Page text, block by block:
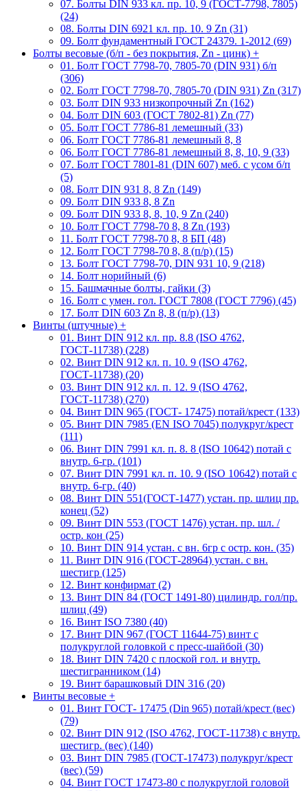
07. Болты DIN 933 кл. пр. 10, 9 (ГОСТ-7798, 7805)
(24)
08. Болты DIN 6921 кл. пр. 10. 9 Zn (31)
09. Болт фундаментный ГОСТ 24379. 1-2012 (69)
Болты весовые (б/п - без покрытия, Zn - цинк) +
01. Болт ГОСТ 7798-70, 7805-70 (DIN 931) б/п
(306)
02. Болт ГОСТ 7798-70, 7805-70 (DIN 931) Zn (317)
03. Болт DIN 933 низкопрочный Zn (162)
04. Болт DIN 603 (ГОСТ 7802-81) Zn (77)
05. Болт ГОСТ 7786-81 лемешный (33)
06. Болт ГОСТ 7786-81 лемешный 8, 8
06. Болт ГОСТ 7786-81 лемешный 8, 8, 10, 9 (33)
07. Болт ГОСТ 7801-81 (DIN 607) меб. с усом б/п
(5)
08. Болт DIN 931 8, 8 Zn (149)
09. Болт DIN 933 8, 8 Zn
09. Болт DIN 933 8, 8, 10, 9 Zn (240)
10. Болт ГОСТ 7798-70 8, 8 Zn (193)
11. Болт ГОСТ 7798-70 8, 8 БП (48)
12. Болт ГОСТ 7798-70 8, 8 (п/р) (15)
13. Болт ГОСТ 7798-70, DIN 931 10, 9 (218)
14. Болт норийный (6)
15. Башмачные болты, гайки (3)
16. Болт с умен. гол. ГОСТ 7808 (ГОСТ 7796) (45)
17. Болт DIN 603 Zn 8, 8 (п/р) (13)
Винты (штучные) +
01. Винт DIN 912 кл. пр. 8.8 (ISO 4762,
ГОСТ-11738) (228)
02. Винт DIN 912 кл. п. 10. 9 (ISO 4762,
ГОСТ-11738) (20)
03. Винт DIN 912 кл. п. 12. 9 (ISO 4762,
ГОСТ-11738) (270)
04. Винт DIN 965 (ГОСТ- 17475) потай/крест (133)
05. Винт DIN 7985 (EN ISO 7045) полукруг/крест
(111)
06. Винт DIN 7991 кл. п. 8. 8 (ISO 10642) потай с
внутр. 6-гр. (101)
07. Винт DIN 7991 кл. п. 10. 9 (ISO 10642) потай с
внутр. 6-гр. (40)
08. Винт DIN 551(ГОСТ-1477) устан. пр. шлиц пр.
конец (52)
09. Винт DIN 553 (ГОСТ 1476) устан. пр. шл. /
остр. кон (25)
10. Винт DIN 914 устан. с вн. 6гр с остр. кон. (35)
11. Винт DIN 916 (ГОСТ-28964) устан. с вн.
шестигр (125)
12. Винт конфирмат (2)
13. Винт DIN 84 (ГОСТ 1491-80) цилиндр. гол/пр.
шлиц (49)
16. Винт ISO 7380 (40)
17. Винт DIN 967 (ГОСТ 11644-75) винт с
полукруглой головкой с пресс-шайбой (30)
18. Винт DIN 7420 с плоской гол. и внутр.
шестигранником (14)
19. Винт барашковый DIN 316 (20)
Винты весовые +
01. Винт ГОСТ- 17475 (Din 965) потай/крест (вес)
(79)
02. Винт DIN 912 (ISO 4762, ГОСТ-11738) с внутр.
шестигр. (вес) (140)
03. Винт DIN 7985 (ГОСТ-17473) полукруг/крест
(вес) (59)
04. Винт ГОСТ 17473-80 c полукруглой головой